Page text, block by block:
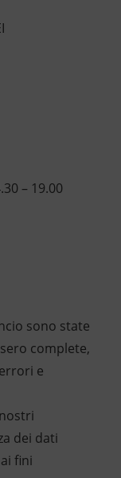
– 19.00
sono state
complete,
e
dei dati
fini